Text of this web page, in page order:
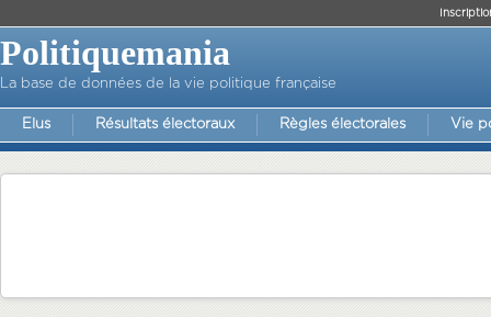
Politiquemania
La base de données de la vie politique française
Elus Résultats électoraux Règles électorales Vie